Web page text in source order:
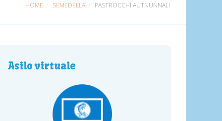
HOME SEMEDELLA PASTROCCHI AUTNUNNALI
Asilo virtuale